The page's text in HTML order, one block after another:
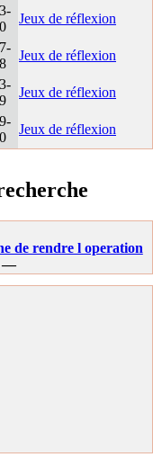
Jeux de réflexion
Jeux de réflexion
Jeux de réflexion
Jeux de réflexion
de rendre l operation
—